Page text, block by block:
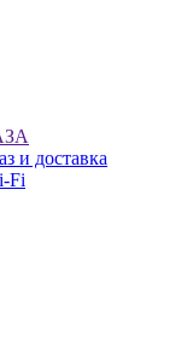
и доставка
Fi